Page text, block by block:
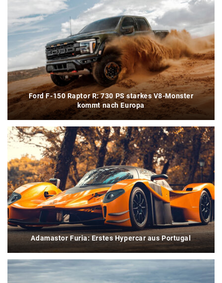
Ford F-150 Raptor R: 730 PS starkes V8-Monster
kommt nach Europa
Adamastor Furia: Erstes Hypercar aus Portugal